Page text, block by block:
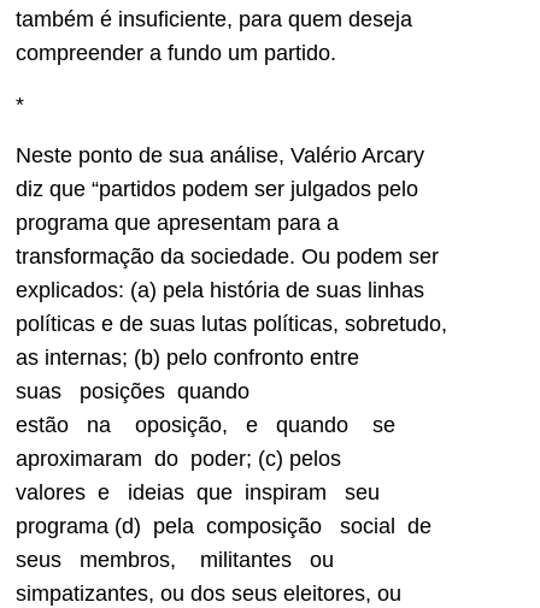
também é insuficiente, para quem deseja
compreender a fundo um partido.
*
Neste ponto de sua análise, Valério Arcary
diz que “partidos podem ser julgados pelo
programa que apresentam para a
transformação da sociedade. Ou podem ser
explicados: (a) pela história de suas linhas
políticas e de suas lutas políticas, sobretudo,
as internas; (b) pelo confronto entre
suas posições quando
estão na oposição, e quando se
aproximaram do poder; (c) pelos
valores e ideias que inspiram seu
programa (d) pela composição social de
seus membros, militantes ou
simpatizantes, ou dos seus eleitores, ou